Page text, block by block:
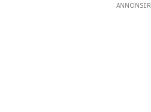
ANNONSER